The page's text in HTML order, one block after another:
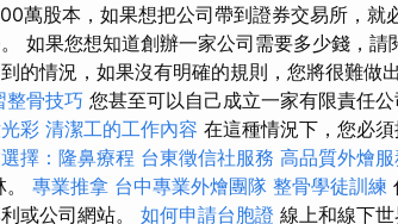
萬股本，如果想把公司帶到證券交易所，就
如果您想知道創辦一家公司需要多少錢，
的情況，如果沒有明確的規則，您將很難做
整骨技巧 您甚至可以自己成立一家有限責任
彩 清潔工的工作內容 在這種情況下，您必
擇：隆鼻療程 台東徵信社服務 高品質外燴服
專業推拿 台中專業外燴團隊 整骨學徒訓練
或公司網站。 如何申請台胞證 線上和線下